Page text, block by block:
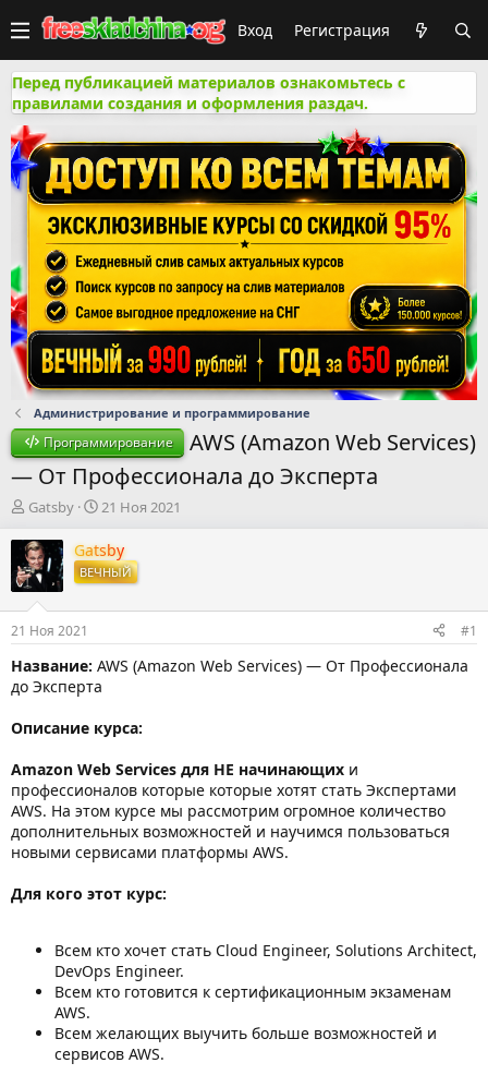
Вход Регистрация
Перед публикацией материалов ознакомьтесь с
правилами создания и оформления раздач.
Администрирование и программирование
Программирование
AWS (Amazon Web Services)
— От Профессионала до Эксперта
А
т
о
р
т
е
м
ы
Gatsby
Д
т
а
н
а
л
а
21 Ноя 2021
Gatsby
ВЕЧНЫЙ
21 Ноя 2021 #1
Название: AWS (Amazon Web Services) — От Профессионала
до Эксперта
Описание курса:
Amazon Web Services для НЕ начинающих и
профессионалов которые которые хотят стать Экспертами
AWS. На этом курсе мы рассмотрим огромное количество
дополнительных возможностей и научимся пользоваться
новыми сервисами платформы AWS.
Для кого этот курс:
Всем кто хочет стать Cloud Engineer, Solutions Architect,
DevOps Engineer.
Всем кто готовится к сертификационным экзаменам
AWS.
Всем желающих выучить больше возможностей и
сервисов AWS.